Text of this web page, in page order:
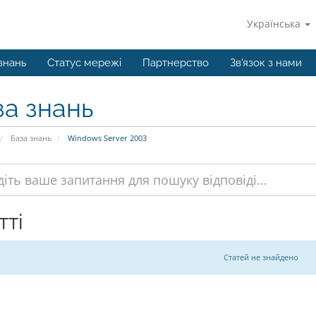
Українська
Статус мережі Партнерство Зв'язок з нами
знань
База знань Windows Server 2003
Статей не знайдено